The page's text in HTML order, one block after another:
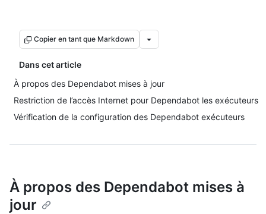
Copier en tant que Markdown
Dans cet article
À propos des Dependabot mises à jour
Restriction de l’accès Internet pour Dependabot les exécuteurs
Vérification de la configuration des Dependabot exécuteurs
À propos des Dependabot mises à
jour